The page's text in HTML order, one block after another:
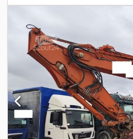
Sqnj Ap Ieha - Kazma kovası -
Döner uyarı lambası - Hızlı
kovası = Notlar = R 914
Alt takım S, palet genişliği 2000
destekleyici düzleştirme
donanımı; Mini joystick ile 4,85
karşı koruma, kaldırma silindiri;
silindiri; 2,45 m kova sapı;
sistem; Hızlı bağlantı sistemi
Çevre LED+ paketi; İçerisinde 2
kazma kovası bulunmaktadır. =